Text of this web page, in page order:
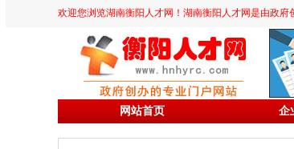
欢迎您浏览湖南衡阳人才网！湖南衡阳人才网是由政府
网站首页 企